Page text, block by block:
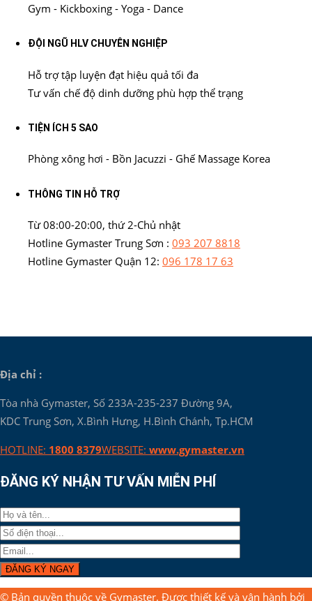
Gym - Kickboxing - Yoga - Dance
ĐỘI NGŨ HLV CHUYÊN NGHIỆP
Hỗ trợ tập luyện đạt hiệu quả tối đa
Tư vấn chế độ dinh dưỡng phù hợp thể trạng
TIỆN ÍCH 5 SAO
Phòng xông hơi - Bồn Jacuzzi - Ghế Massage Korea
THÔNG TIN HỖ TRỢ
Từ 08:00-20:00, thứ 2-Chủ nhật
Hotline Gymaster Trung Sơn : 093 207 8818
Hotline Gymaster Quận 12: 096 178 17 63
Địa chỉ :
Tòa nhà Gymaster, Số 233A-235-237 Đường 9A,
KDC Trung Sơn, X.Bình Hưng, H.Bình Chánh, Tp.HCM
HOTLINE: 1800 8379WEBSITE: www.gymaster.vn
ĐĂNG KÝ NHẬN TƯ VẤN MIỄN PHÍ
© Bản quyền thuộc về Gymaster. Được thiết kế và vận hành bởi